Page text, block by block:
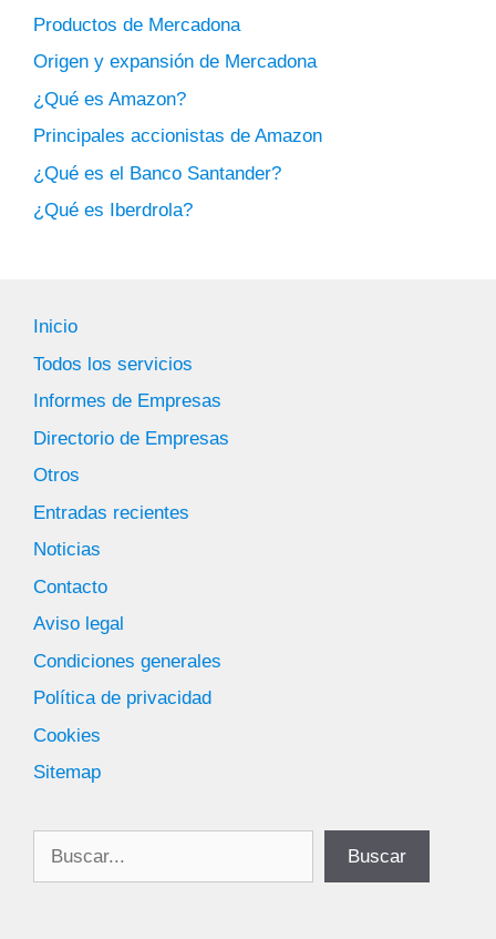
Productos de Mercadona
Origen y expansión de Mercadona
¿Qué es Amazon?
Principales accionistas de Amazon
¿Qué es el Banco Santander?
¿Qué es Iberdrola?
Inicio
Todos los servicios
Informes de Empresas
Directorio de Empresas
Otros
Entradas recientes
Noticias
Contacto
Aviso legal
Condiciones generales
Política de privacidad
Cookies
Sitemap
Buscar